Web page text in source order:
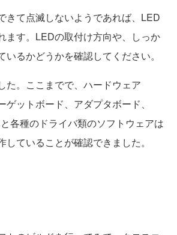
きて点滅しないようであれば、LED
ます。LEDの取付け方向や、しっか
いるかどうかを確認してください。
た。ここまでで、ハードウェア
ゲットボード、アダプタボード、
各種のドライバ類のソフトウェアは
していることが確認できました。